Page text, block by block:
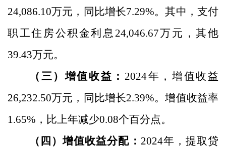
24,086.10万元，同比增长7.29%。其中，支付
职工住房公积金利息 24,046.67万元，其他
39.43万元。
（三）增值收益： 2024年，增值收益
26,232.50万元，同比增长2.39%。增值收益率
1.65% ，比上年减少0.08个百分点。
（四）增值收益分配： 2024年，提取贷